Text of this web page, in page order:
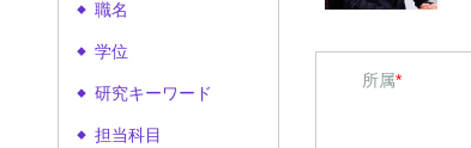
◆ 職名
◆ 学位
◆ 研究キーワード
◆ 担当科目
所属*